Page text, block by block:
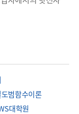
범함수이론
대학원